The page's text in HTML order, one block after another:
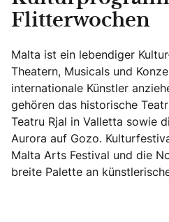
Flitterwochen
Malta ist ein lebendiger
Theatern, Musicals und
internationale Künstler
gehören das historische
Teatru Rjal in Valletta sowie
Aurora auf Gozo.
Malta Arts Festival und die
breite Palette an